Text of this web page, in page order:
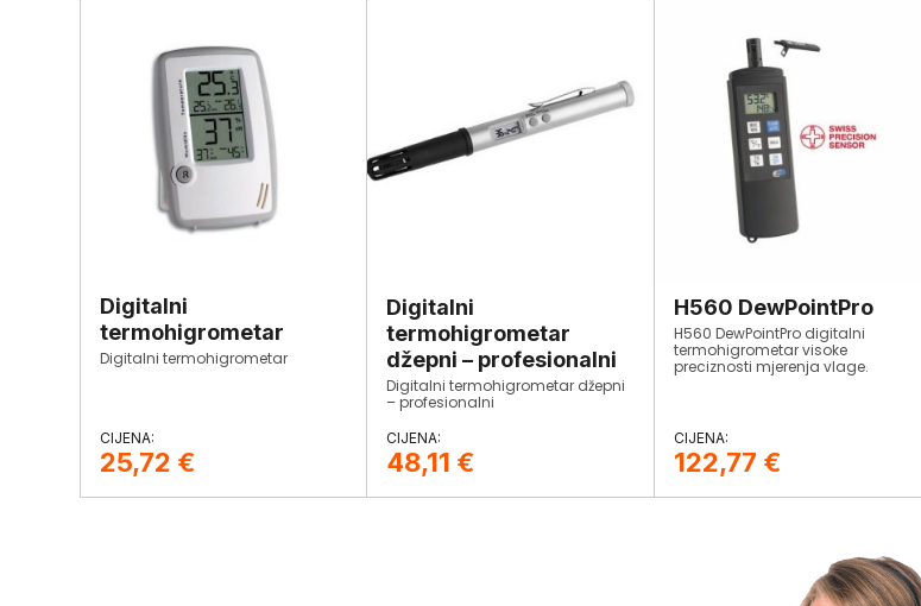
Digitalni
termohigrometar
Digitalni termohigrometar
25,72 €
Digitalni
termohigrometar
džepni – profesionalni
Digitalni termohigrometar džepni
– profesionalni
48,11 €
H560 DewPointPro
H560 DewPointPro digitalni
termohigrometar visoke
preciznosti mjerenja vlage.
122,77 €